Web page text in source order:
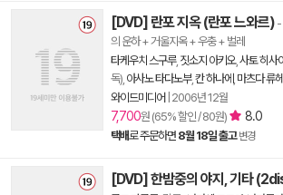
[DVD] 란포 지옥 (란포 느와르) -
의 운하 + 거울지옥 + 우충 + 벌레
타케우치 스구루, 짓소지 아키오, 사토 히사
독), 아사노 타다노부, 칸 하나에 마츠다 류
와이드미디어 2006년 12월
7,700원 (65% 할인 / 80원) 8.0
택배로 주문하면 8월 18일 출고 변경
[DVD] 한밤중의 야지, 기타